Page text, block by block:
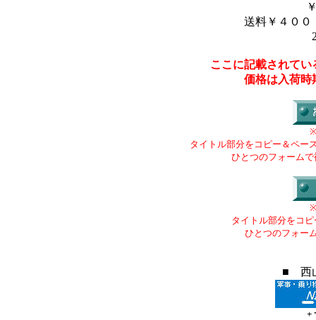
送料￥４００
ここに記載されて
価格は入荷時
タイトル部分をコピー＆ペー
ひとつのフォーム
タイトル部分をコ
ひとつのフォー
■ 西
+